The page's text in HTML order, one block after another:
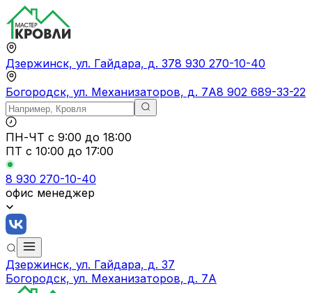
Дзержинск, ул. Гайдара, д. 378 930 270-10-40
Богородск, ул. Механизаторов, д. 7А8 902 689-33-22
ПН-ЧТ с 9:00 до 18:00
ПТ с 10:00 до 17:00
8 930 270-10-40
офис менеджер
Дзержинск, ул. Гайдара, д. 37
Богородск, ул. Механизаторов, д. 7А